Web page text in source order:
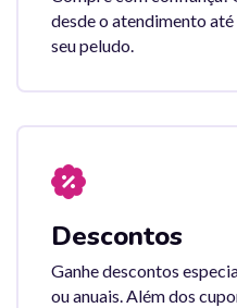
desde o atendimento
seu peludo.
Descontos
Ganhe descontos
ou anuais. Além dos